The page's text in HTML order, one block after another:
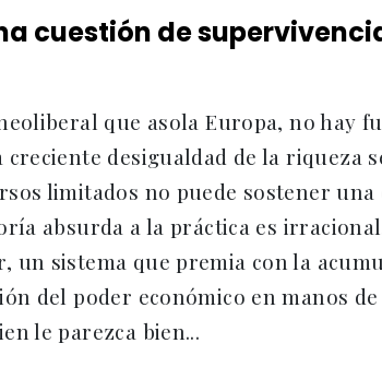
cuestión de
que asola Europa, no hay
desigualdad de la riqueza
limitados no puede sostener una
absurda a la práctica es
un sistema que premia con la
del poder económico en manos
le parezca bien...